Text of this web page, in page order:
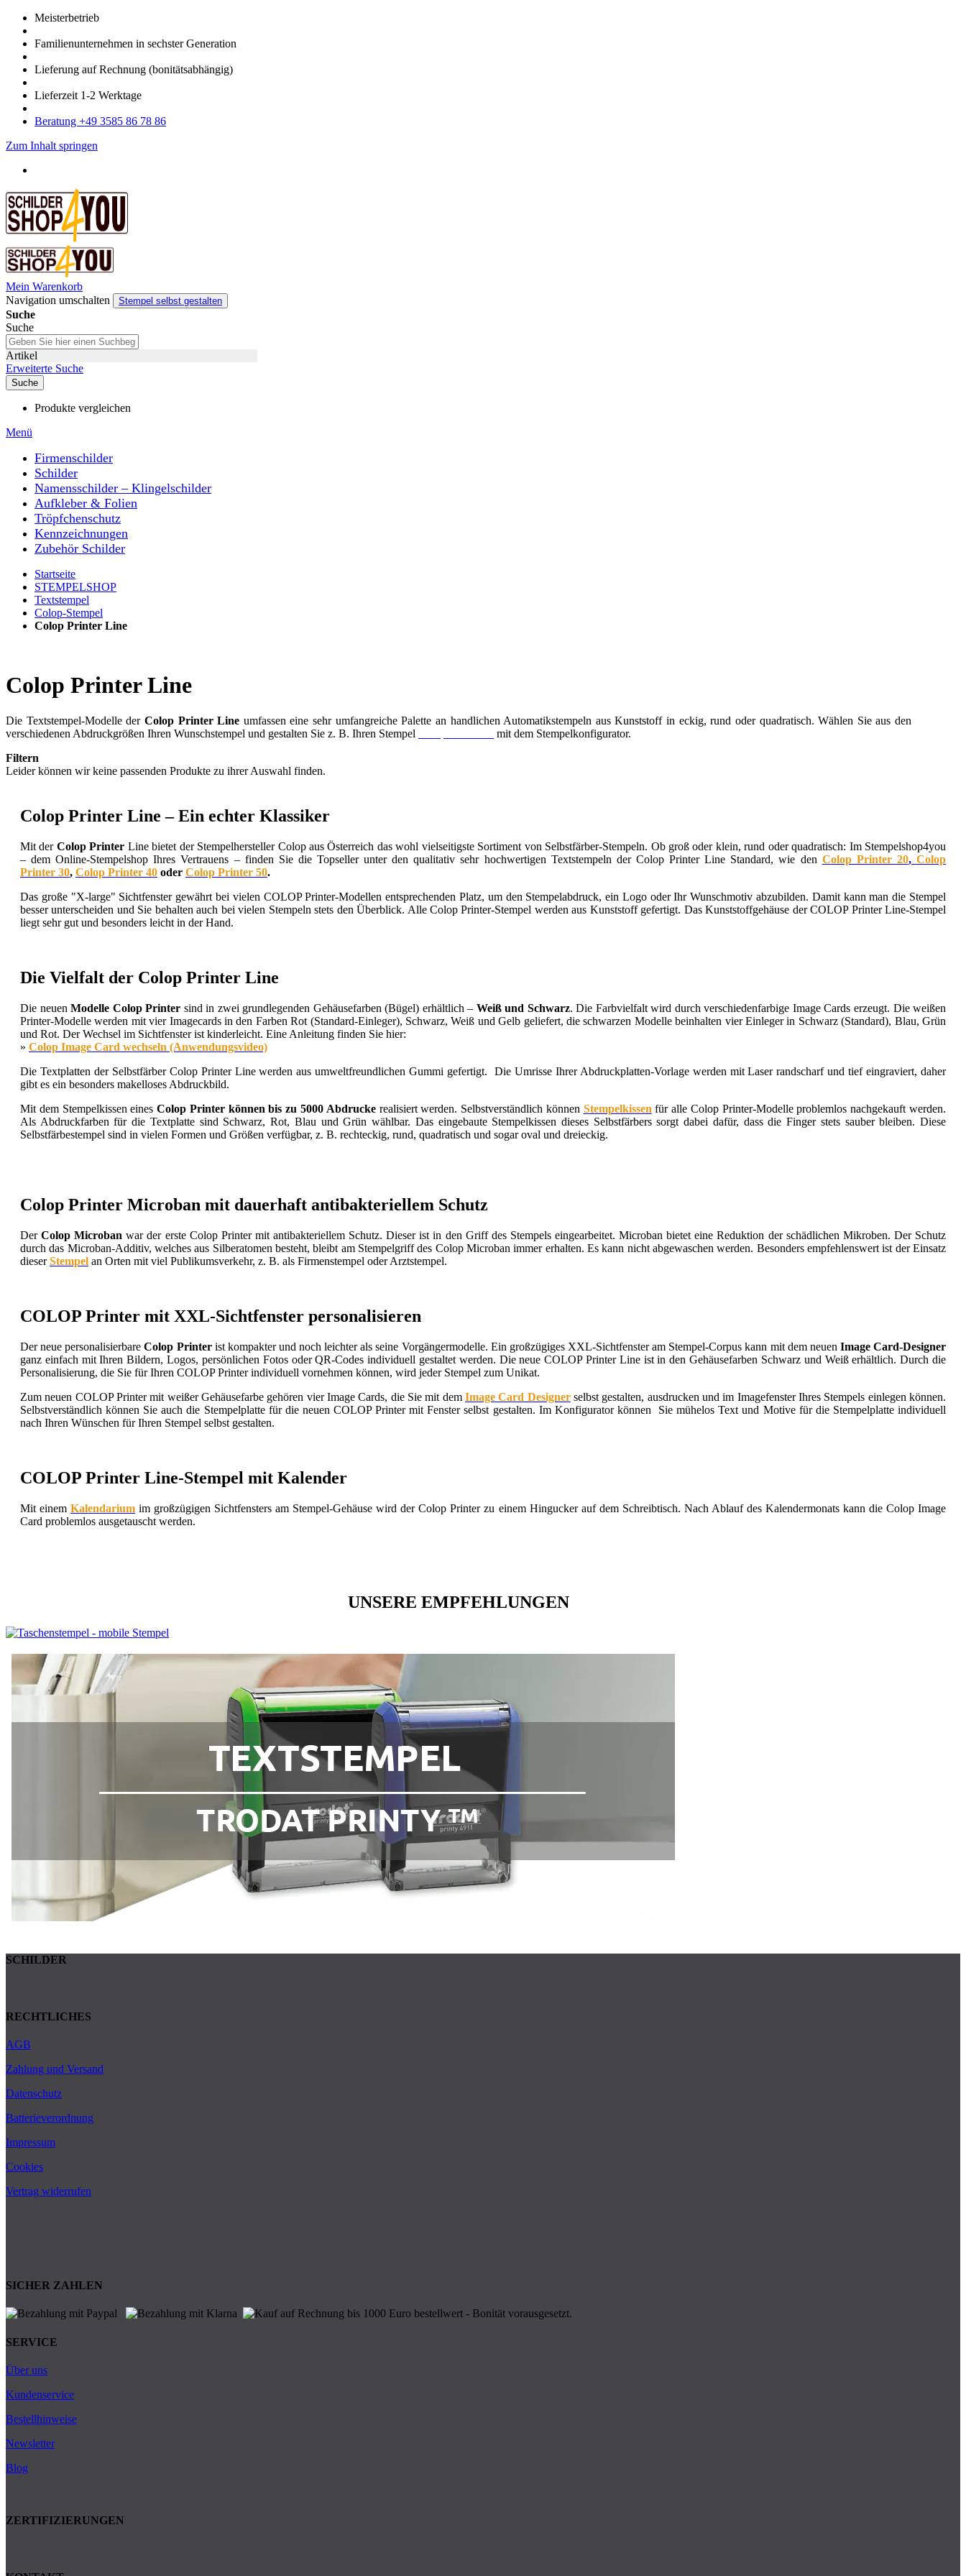
Meister­betrieb
Familien­unter­nehmen in sechster Gene­ration
Lieferung auf Rech­nung (bonitätsabhängig)
Liefer­zeit 1-2 Werk­tage
Bera­tung +49 3585 86 78 86
Zum Inhalt springen
Mein Warenkorb
Navigation umschalten
Stempel selbst gestalten
Suche
Suche
Artikel
Erweiterte Suche
Suche
Produkte vergleichen
Menü
Firmenschilder
Schilder
Namensschilder – Klingelschilder
Aufkleber & Folien
Tröpfchenschutz
Kennzeichnungen
Zubehör Schilder
Startseite
STEMPELSHOP
Textstempel
Colop-Stempel
Colop Printer Line
Colop Printer Line
Die Textstempel-Modelle der Colop Printer Line umfassen eine sehr umfangreiche Palette an handlichen Au­to­ma­tik­stem­peln aus Kunststoff in eckig, rund oder quadratisch. Wählen Sie aus den
verschiedenen Abdruckgrößen Ihren Wunschstempel und gestalten Sie z. B. Ihren Stempel
mit dem Stempelkonfigurator.
Filtern
Leider können wir keine passenden Produkte zu ihrer Auswahl finden.
Colop Printer Line – Ein echter Klassiker
Mit der Colop Printer Line bietet der Stempelhersteller Colop aus Österreich das wohl vielseitigste Sortiment von Selbstfärber-Stempeln. Ob groß oder klein, rund oder quadratisch: Im Stempelshop4you
– dem Online-Stempelshop Ihres Vertrauens – finden Sie die Topseller unter den qualitativ sehr hochwertigen Textstempeln der Colop Printer Line Standard, wie den Colop Printer 20,Colop
Printer 30, Colop Printer 40 oder Colop Printer 50.
Das große "X-large" Sichtfenster gewährt bei vielen COLOP Printer-Modellen entsprechenden Platz, um den Stempelabdruck, ein Logo oder Ihr Wunschmotiv abzubilden. Damit kann man die Stempel
besser unterscheiden und Sie behalten auch bei vielen Stempeln stets den Überblick. Alle Colop Printer-Stempel werden aus Kunststoff gefertigt. Das Kunststoffgehäuse der COLOP Printer Line-Stempel
liegt sehr gut und besonders leicht in der Hand.
Die Vielfalt der Colop Printer Line
Die neuenModelle Colop Printer sind in zwei grundlegenden Gehäusefarben (Bügel) erhältlich – Weiß und Schwarz. Die Farbvielfalt wird durch verschiedenfarbige Image Cards erzeugt. Die weißen
Printer-Modelle werden mit vier Imagecards in den Farben Rot (Standard-Einleger), Schwarz, Weiß und Gelb geliefert, die schwarzen Modelle beinhalten vier Einleger in Schwarz (Standard), Blau, Grün
und Rot. Der Wechsel im Sichtfenster ist kinderleicht. Eine Anleitung finden Sie hier:
» Colop Image Card wechseln (Anwendungsvideo)
Die Textplatten der Selbstfärber Colop Printer Line werden aus umweltfreundlichen Gummi gefertigt. Die Umrisse Ihrer Abdruckplatten-Vorlage werden mit Laser randscharf und tief eingraviert, daher
gibt es ein besonders makelloses Abdruckbild.
Mit dem Stempelkissen einesColop Printer können bis zu 5000 Abdruckerealisiert werden. Selbstverständlich können Stempelkissen für alle Colop Printer-Modelle problemlos nachgekauft werden.
Als Abdruckfarben für die Textplatte sind Schwarz, Rot, Blau und Grün wählbar. Das eingebaute Stempelkissen dieses Selbstfärbers sorgt dabei dafür, dass die Finger stets sauber bleiben. Diese
Selbstfärbestempel sind in vielen Formen und Größen verfügbar, z. B. rechteckig, rund, quadratisch und sogar oval und dreieckig.
Colop Printer Microban mit dauerhaft antibakteriellem Schutz
DerColop Microban war der erste Colop Printer mit antibakteriellem Schutz. Dieser ist in den Griff des Stempels eingearbeitet. Microban bietet eine Reduktion der schädlichen Mikroben. Der Schutz
durch das Microban-Additiv, welches aus Silberatomen besteht, bleibt am Stempelgriff des Colop Microban immer erhalten. Es kann nicht abgewaschen werden. Besonders empfehlenswert ist der Einsatz
dieserStempel an Orten mit viel Publikumsverkehr, z. B. als Firmenstempel oder Arztstempel.
COLOP Printer mit XXL-Sichtfenster personalisieren
Der neue personalisierbareColop Printerist kompakter und noch leichter als seine Vorgängermodelle. Ein großzügiges XXL-Sichtfenster am Stempel-Corpus kann mit dem neuen Image Card-Designer
ganz einfach mit Ihren Bildern, Logos, persönlichen Fotos oder QR-Codes individuell gestaltet werden. Die neue COLOP Printer Line ist in den Gehäusefarben Schwarz und Weiß erhältlich. Durch die
Personalisierung, die Sie für Ihren COLOP Printer individuell vornehmen können, wird jeder Stempel zum Unikat.
Zum neuen COLOP Printer mit weißer Gehäusefarbe gehören vier Image Cards, die Sie mit dem Image Card Designerselbst gestalten, ausdrucken und im Imagefenster Ihres Stempels einlegen können.
Selbstverständlich können Sie auch die Stempelplatte für die neuen COLOP Printer mit Fenster selbst gestalten. Im Konfigurator können Sie mühelos Text und Motive für die Stempelplatte individuell
nach Ihren Wünschen für Ihren Stempel selbst gestalten.
COLOP Printer Line-Stempel mit Kalender
Mit einemKalendarium im großzügigen Sichtfensters am Stempel-Gehäuse wird der Colop Printer zu einem Hingucker auf dem Schreibtisch. Nach Ablauf des Kalendermonats kann die Colop Image
Card problemlos ausgetauscht werden.
UNSERE EMPFEHLUNGEN
SCHILDER
RECHTLICHES
AGB
Zahlung und Versand
Datenschutz
Batterieverordnung
Impressum
Cookies
Vertrag widerrufen
SICHER ZAHLEN
SERVICE
Über uns
Kundenservice
Bestellhinweise
Newsletter
Blog
ZERTIFIZIERUNGEN